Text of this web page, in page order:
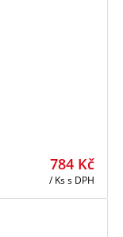
784 Kč
/ Kss DPH